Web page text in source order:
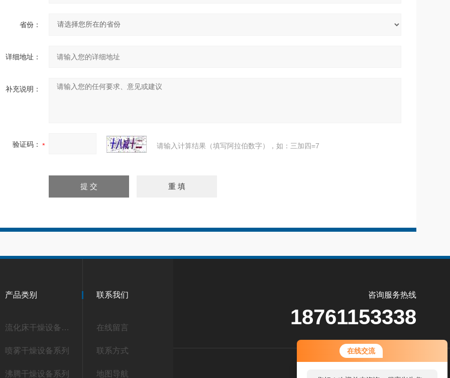
在线交流
省份：
详细地址：
补充说明：
验证码： 请输入计算结果（填写阿拉伯数字），如：三加四=7
产品类别
流化床干燥设备系列
喷雾干燥设备系列
沸腾干燥设备系列
联系我们
在线留言
联系方式
地图导航
咨询服务热线
18761153338